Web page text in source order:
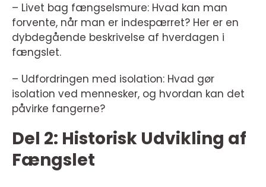
– Livet bag fængselsmure: Hvad kan man
forvente, når man er indespærret? Her er en
dybdegående beskrivelse af hverdagen i
fængslet.
– Udfordringen med isolation: Hvad gør
isolation ved mennesker, og hvordan kan det
påvirke fangerne?
Del 2: Historisk Udvikling af
Fængslet